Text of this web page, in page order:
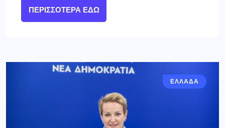
ΠΕΡΙΣΣΌΤΕΡΑ ΕΔΏ
ΕΛΛΑΔΑ